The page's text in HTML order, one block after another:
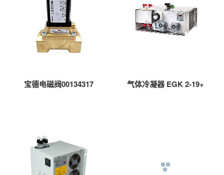
宝德电磁阀00134317 气体冷凝器 EGK 2-19+